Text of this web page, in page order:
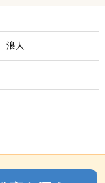
浪人